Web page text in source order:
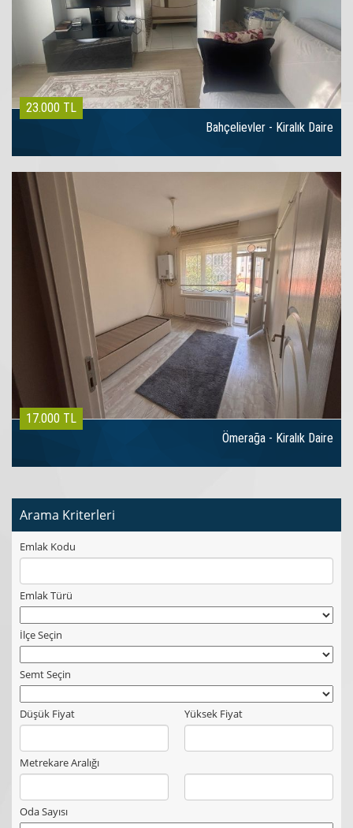
23.000 TL
Bahçelievler - Kiralık Daire
17.000 TL
Ömerağa - Kiralık Daire
Arama Kriterleri
Emlak Kodu
Emlak Türü
İlçe Seçin
Semt Seçin
Düşük Fiyat Yüksek Fiyat
Metrekare Aralığı
Oda Sayısı